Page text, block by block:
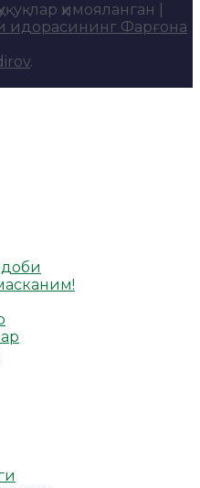
ҳимояланган |
идорасининг Фарғона
.